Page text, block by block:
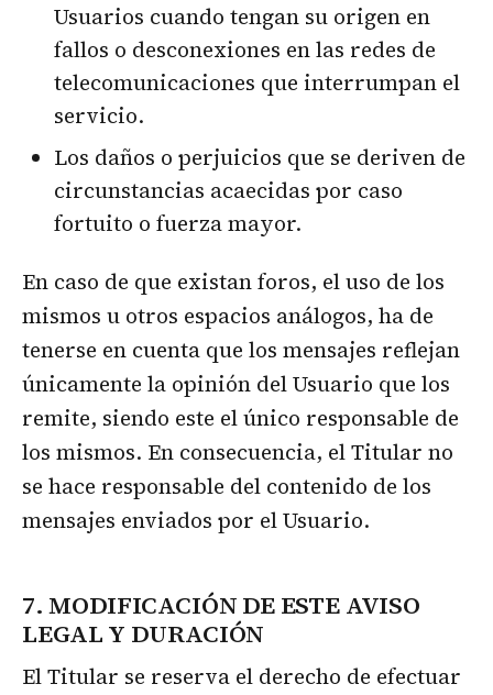
Usuarios cuando tengan su origen en
fallos o desconexiones en las redes de
telecomunicaciones que interrumpan el
servicio.
Los daños o perjuicios que se deriven de
circunstancias acaecidas por caso
fortuito o fuerza mayor.
En caso de que existan foros, el uso de los
mismos u otros espacios análogos, ha de
tenerse en cuenta que los mensajes reflejan
únicamente la opinión del Usuario que los
remite, siendo este el único responsable de
los mismos. En consecuencia, el Titular no
se hace responsable del contenido de los
mensajes enviados por el Usuario.
7. MODIFICACIÓN DE ESTE AVISO
LEGAL Y DURACIÓN
El Titular se reserva el derecho de efectuar